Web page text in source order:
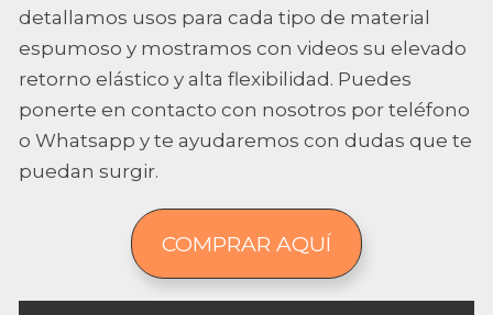
detallamos usos para cada tipo de material
espumoso y mostramos con videos su elevado
retorno elástico y alta flexibilidad. Puedes
ponerte en contacto con nosotros por teléfono
o Whatsapp y te ayudaremos con dudas que te
puedan surgir.
COMPRAR AQUÍ